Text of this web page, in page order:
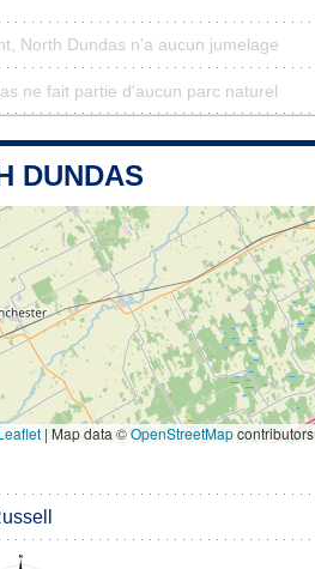
North Dundas n'a aucun jumelage
ne fait partie d'aucun parc naturel
DUNDAS
| Map data ©OpenStreetMapcontributors